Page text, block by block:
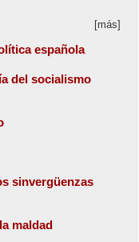
[más]
española
del socialismo
sinvergüenzas
maldad